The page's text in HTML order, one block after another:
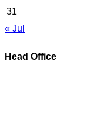
31
« Jul
Head Office